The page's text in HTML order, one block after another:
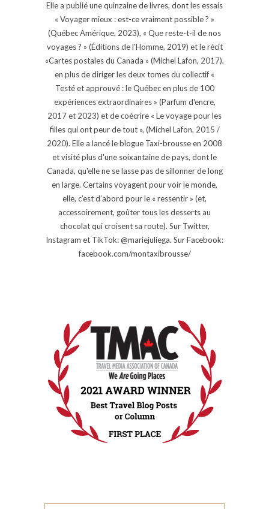
Elle a publié une quinzaine de livres, dont les essais
« Voyager mieux : est-ce vraiment possible ? »
(Québec Amérique, 2023), « Que reste-t-il de nos
voyages ? » (Éditions de l'Homme, 2019) et le récit
«Cartes postales du Canada » (Michel Lafon, 2017),
en plus de diriger les deux tomes du collectif «
Testé et approuvé : le Québec en plus de 100
expériences extraordinaires » (Parfum d'encre,
2017 et 2023) et de coécrire « Le voyage pour les
filles qui ont peur de tout », (Michel Lafon, 2015 /
2020). Elle a lancé le blogue Taxi-brousse en 2008
et visité plus d'une soixantaine de pays, dont le
Canada, qu'elle ne se lasse pas de sillonner de long
en large. Certains voyagent pour voir le monde,
elle, c’est d’abord pour le « ressentir » (et,
accessoirement, goûter tous les desserts au
chocolat qui croisent sa route). Sur Twitter,
Instagram et TikTok: @mariejuliega. Sur Facebook:
facebook.com/montaxibrousse/